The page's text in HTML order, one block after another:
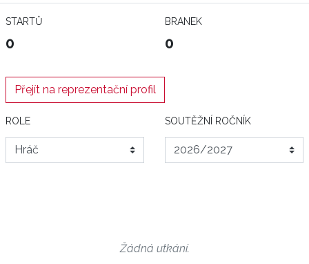
STARTŮ
0
BRANEK
0
Přejít na reprezentační profil
ROLE SOUTĚŽNÍ ROČNÍK
Žádná utkání.